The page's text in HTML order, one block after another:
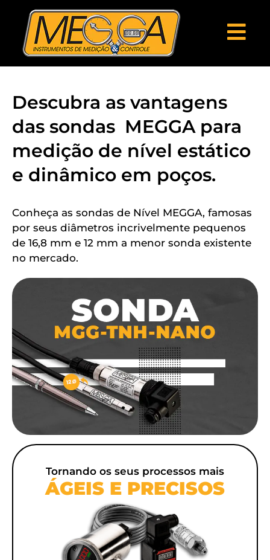
Descubra as vantagens
das sondas MEGGA para
medição de nível estático
e dinâmico em poços.
Conheça as sondas de Nível MEGGA, famosas
por seus diâmetros incrivelmente pequenos
de 16,8 mm e 12 mm a menor sonda existente
no mercado.
Tornando os seus processos mais
ÁGEIS E PRECISOS